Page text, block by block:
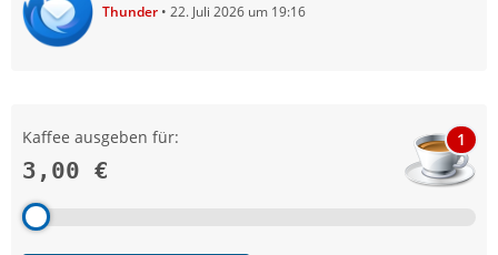
Thunder 22. Juli 2026 um 19:16
Kaffee ausgeben für:
3,00 €
1